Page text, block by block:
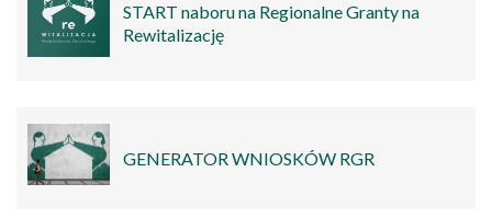
START naboru na Regionalne Granty na
Rewitalizację
GENERATOR WNIOSKÓW RGR